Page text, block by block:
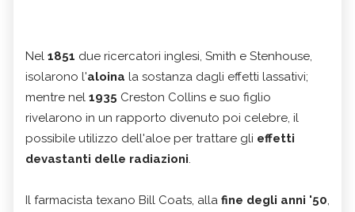
Nel 1851 due ricercatori inglesi, Smith e Stenhouse,
isolarono l'aloina la sostanza dagli effetti lassativi;
mentre nel 1935 Creston Collins e suo figlio
rivelarono in un rapporto divenuto poi celebre, il
possibile utilizzo dell'aloe per trattare gli effetti
devastanti delle radiazioni.
Il farmacista texano Bill Coats, alla fine degli anni '50,